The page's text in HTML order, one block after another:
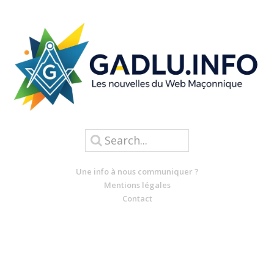
Une info à nous communiquer ?
Mentions légales
Contact